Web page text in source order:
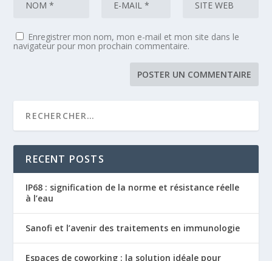
Enregistrer mon nom, mon e-mail et mon site dans le
navigateur pour mon prochain commentaire.
RECENT POSTS
IP68 : signification de la norme et résistance réelle
à l’eau
Sanofi et l’avenir des traitements en immunologie
Espaces de coworking : la solution idéale pour